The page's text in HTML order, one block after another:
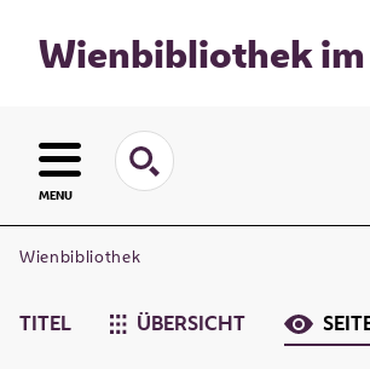
Wienbibliothek im
MENU
Wienbibliothek
TITEL ÜBERSICHT